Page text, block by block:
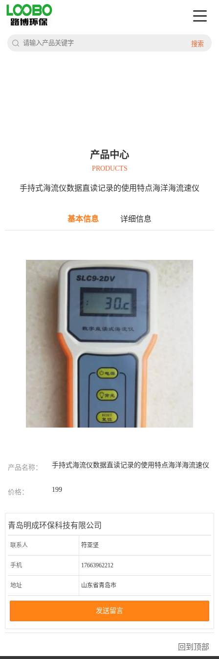
搜索
产品中心
PRODUCTS
手持式海流仪数据直读记录的使用特点海洋海流速仪
基本信息 详细信息
产品名称： 手持式海流仪数据直读记录的使用特点海洋海流速仪
价格： 199
青岛明成环保科技有限公司
联系人 符亚坚
手机 17663962212
地址 山东省青岛市
发送留言
回到顶部